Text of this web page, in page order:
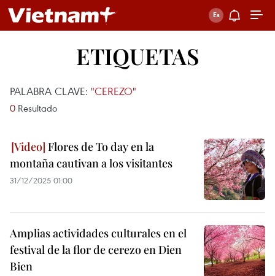
ETIQUETAS
PALABRA CLAVE: "CEREZO"
0 Resultado
Flores de To day en la
montaña cautivan a los visitantes
31/12/2025 01:00
Amplias actividades culturales en el
festival de la flor de cerezo en Dien
Bien